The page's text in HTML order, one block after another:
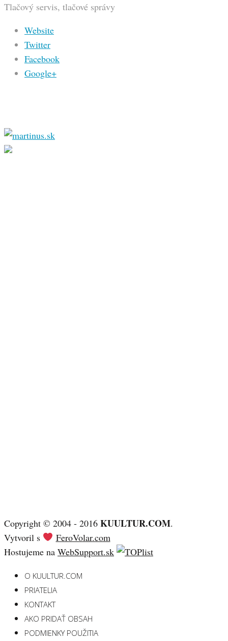
Tlačový servis, tlačové správy
Website
Twitter
Facebook
Google+
Copyright © 2004 - 2016 KUULTUR.COM.
Vytvoril s
FeroVolar.com
Hostujeme na WebSupport.sk
O KUULTUR.COM
PRIATELIA
KONTAKT
AKO PRIDAŤ OBSAH
PODMIENKY POUŽITIA